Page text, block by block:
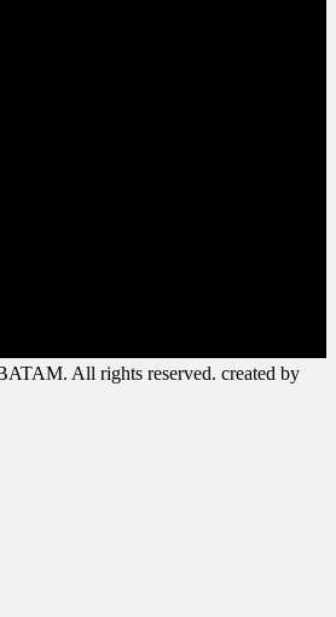
All rights reserved. created by